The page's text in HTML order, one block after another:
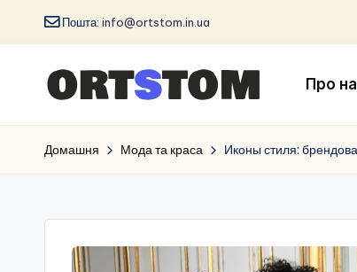
Пошта: info@ortstom.in.ua
Про
Домашня Мода та краса Иконы стиля: